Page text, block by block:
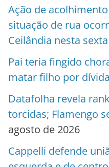
Ação de
situação de rua
Ceilândia nesta
Pai teria fingido
matar filho por dívida
Datafolha revela
torcidas; Flamengo
agosto de 2026
Cappelli defende